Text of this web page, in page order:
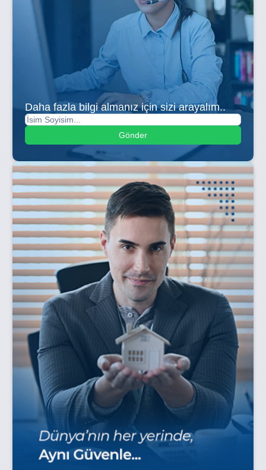
Daha fazla bilgi almanız için sizi arayalım..
Gönder